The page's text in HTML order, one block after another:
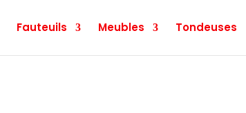
Fauteuils Meubles Tondeuses